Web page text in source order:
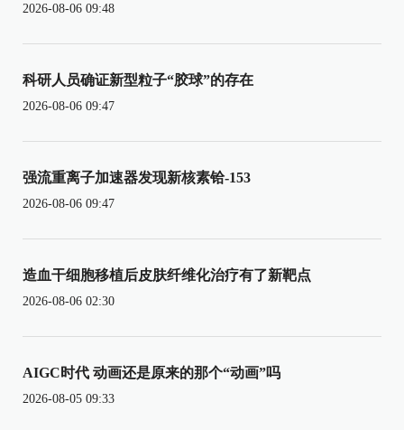
2026-08-06 09:48
科研人员确证新型粒子“胶球”的存在
2026-08-06 09:47
强流重离子加速器发现新核素铪-153
2026-08-06 09:47
造血干细胞移植后皮肤纤维化治疗有了新靶点
2026-08-06 02:30
AIGC时代 动画还是原来的那个“动画”吗
2026-08-05 09:33